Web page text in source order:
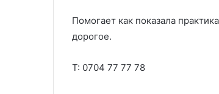
Помогает как показала
дорогое.
Т: 0704 77 77 78